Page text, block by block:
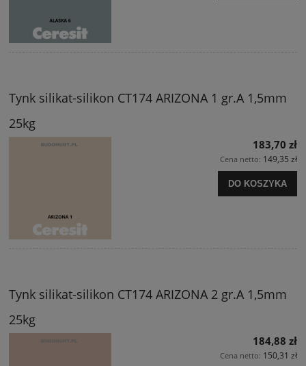
Tynk silikat-silikon CT174 ARIZONA 1 gr.A 1,5mm
25kg
183,70 zł
Cena netto: 149,35 zł
DO KOSZYKA
Tynk silikat-silikon CT174 ARIZONA 2 gr.A 1,5mm
25kg
184,88 zł
Cena netto: 150,31 zł